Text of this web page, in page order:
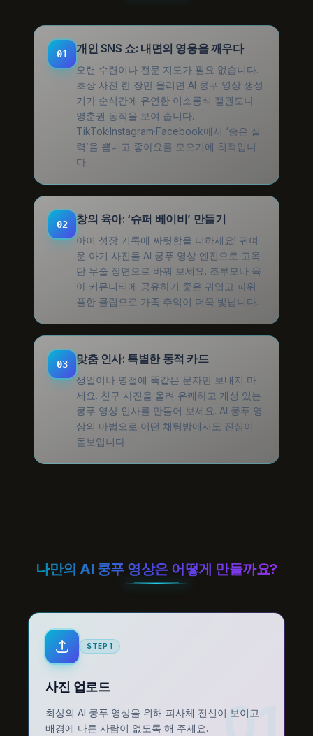
01 개인 SNS 쇼: 내면의 영웅을 깨우다
오랜 수련이나 전문 지도가 필요 없습니다.
초상 사진 한 장만 올리면 AI 쿵푸 영상 생성
기가 순식간에 유연한 이소룡식 절권도나
영춘권 동작을 보여 줍니다.
TikTok·Instagram·Facebook에서 ‘숨은 실
력’을 뽐내고 좋아요를 모으기에 최적입니
다.
02 창의 육아: ‘슈퍼 베이비’ 만들기
아이 성장 기록에 짜릿함을 더하세요! 귀여
운 아기 사진을 AI 쿵푸 영상 엔진으로 고옥
탄 무술 장면으로 바꿔 보세요. 조부모나 육
아 커뮤니티에 공유하기 좋은 귀엽고 파워
풀한 클립으로 가족 추억이 더욱 빛납니다.
03 맞춤 인사: 특별한 동적 카드
생일이나 명절에 똑같은 문자만 보내지 마
세요. 친구 사진을 올려 유쾌하고 개성 있는
쿵푸 영상 인사를 만들어 보세요. AI 쿵푸 영
상의 마법으로 어떤 채팅방에서도 진심이
돋보입니다.
나만의 AI 쿵푸 영상은 어떻게 만들까요?
STEP 1
사진 업로드
최상의 AI 쿵푸 영상을 위해 피사체 전신이 보이고
배경에 다른 사람이 없도록 해 주세요.